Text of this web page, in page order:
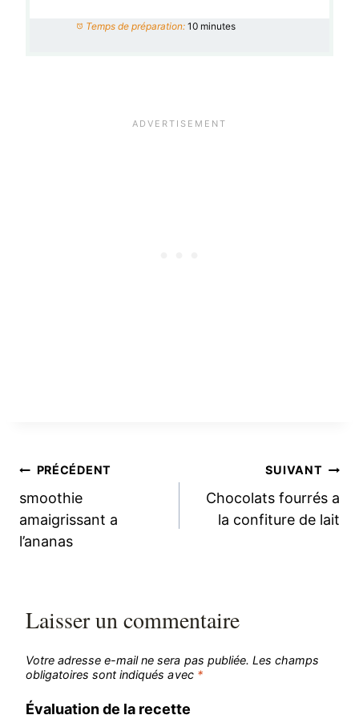
Temps de préparation: 10 minutes
Navigation
de
l’article
PRÉCÉDENT
smoothie
amaigrissant a
l’ananas
SUIVANT
Chocolats fourrés a
la confiture de lait
Laisser un commentaire
Votre adresse e-mail ne sera pas publiée. Les champs
obligatoires sont indiqués avec *
Évaluation de la recette